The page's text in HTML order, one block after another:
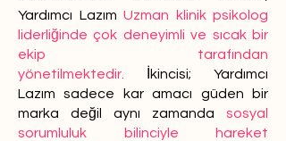
Yardımcı Lazım Uzman klinik psikolog
liderliğinde çok deneyimli ve sıcak bir
ekip tarafından
yönetilmektedir.
İkincisi; Yardımcı
Lazım sadece kar amacı güden bir
marka değil aynı zamanda sosyal
sorumluluk bilinciyle hareket